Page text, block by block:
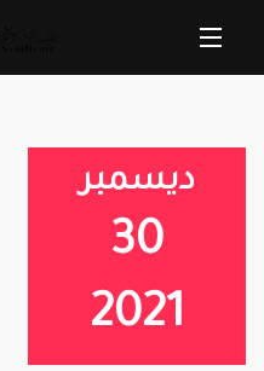
ديسمبر
30
2021